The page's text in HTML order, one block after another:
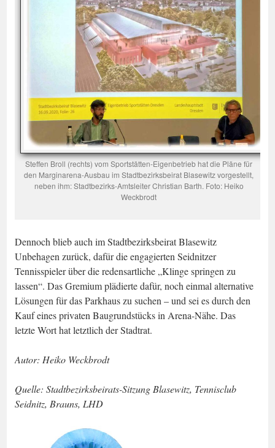
Steffen Broll (rechts) vom Sportstätten-Eigenbetrieb hat die Pläne für
den Marginarena-Ausbau im Stadtbezirksbeirat Blasewitz vorgestellt,
neben ihm: Stadtbezirks-Amtsleiter Christian Barth. Foto: Heiko
Weckbrodt
Dennoch blieb auch im Stadtbezirksbeirat Blasewitz
Unbehagen zurück, dafür die engagierten Seidnitzer
Tennisspieler über die redensartliche „Klinge springen zu
lassen“. Das Gremium plädierte dafür, noch einmal alternative
Lösungen für das Parkhaus zu suchen – und sei es durch den
Kauf eines privaten Baugrundstücks in Arena-Nähe. Das
letzte Wort hat letztlich der Stadtrat.
Autor: Heiko Weckbrodt
Quelle: Stadtbezirksbeirats-Sitzung Blasewitz, Tennisclub
Seidnitz, Brauns, LHD